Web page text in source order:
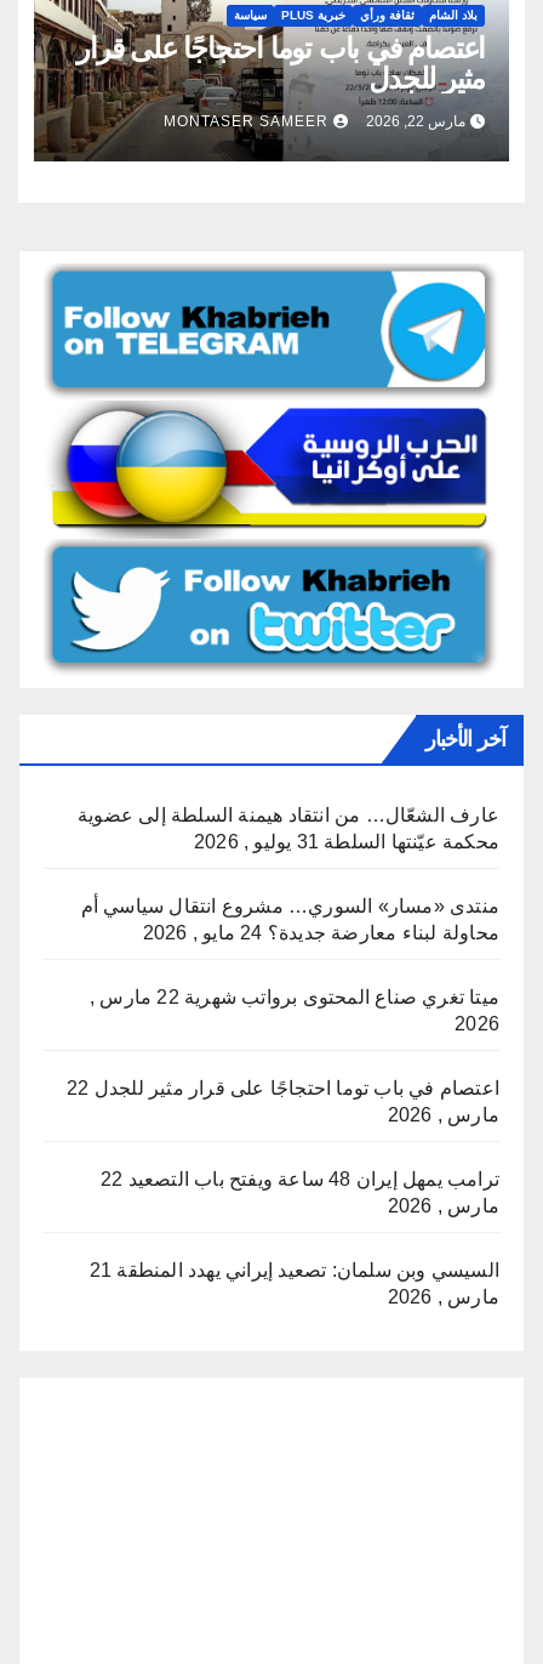
بلاد الشام ثقافة ورأي خبرية PLUS سياسة
اعتصام في باب توما احتجاجًا على قرار
مثير للجدل
مارس 22, 2026 MONTASER SAMEER
آخر الأخبار
عارف الشعّال… من انتقاد هيمنة السلطة إلى عضوية
محكمة عيّنتها السلطة 31 يوليو , 2026
منتدى «مسار» السوري… مشروع انتقال سياسي أم
محاولة لبناء معارضة جديدة؟ 24 مايو , 2026
ميتا تغري صناع المحتوى برواتب شهرية
22 مارس ,
2026
اعتصام في باب توما احتجاجًا على قرار مثير للجدل 22
مارس , 2026
ترامب يمهل إيران 48 ساعة ويفتح باب التصعيد
22
مارس , 2026
السيسي وبن سلمان: تصعيد إيراني يهدد المنطقة 21
مارس , 2026